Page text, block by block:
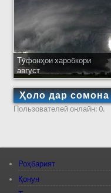
Тӯфонҳои харобкори
август
Ҳоло дар сомона
Пользователей онлайн: 0.
Роҳбарият
Қонун